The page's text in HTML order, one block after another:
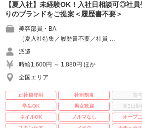
【夏入社】未経験OK！入社日相談可◎社
りのブランドをご提案＜履歴書不要＞
美容部員・BA
（夏入社特集／履歴書不要／社員 …
派遣
時給1,600円 ～ 1,880円 ほか
全国エリア
正社員登用 社割制度 賞与
学生OK
男女歓迎 週3日勤
ネイルOK
ノルマなし オープ